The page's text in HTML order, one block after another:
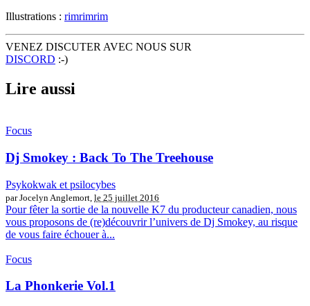
Illustrations : rimrimrim
VENEZ DISCUTER AVEC NOUS SUR
DISCORD :-)
Lire aussi
Focus
Dj Smokey : Back To The Treehouse
Psykokwak et psilocybes
par Jocelyn Anglemort, le 25 juillet 2016
Pour fêter la sortie de la nouvelle K7 du producteur canadien, nous
vous proposons de (re)découvrir l’univers de Dj Smokey, au risque
de vous faire échouer à...
Focus
La Phonkerie Vol.1